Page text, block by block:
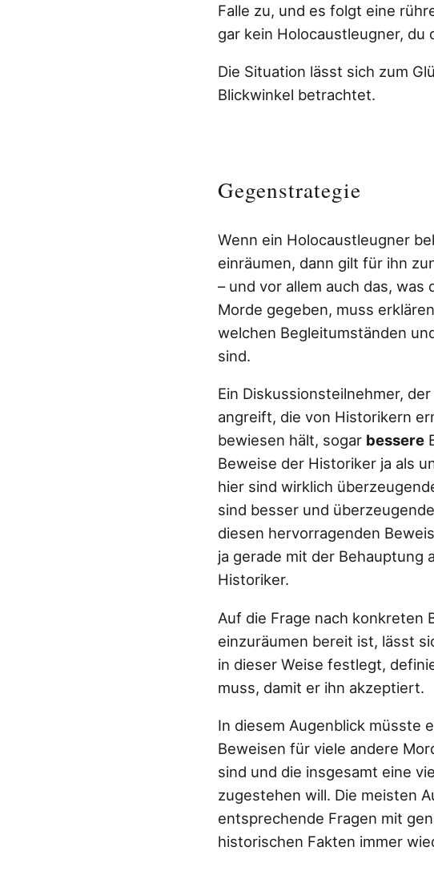
Falle zu, und es folgt eine
gar kein Holocaustleugner,
Die Situation lässt sich zum
Blickwinkel betrachtet.
Gegenstrategie
Wenn ein Holocaustleugner
einräumen, dann gilt für ihn
– und vor allem auch das, was
Morde gegeben, muss
welchen Begleitumständen
sind.
Ein Diskussionsteilnehmer,
angreift, die von Historikern
bewiesen hält, sogar bessere
Beweise der Historiker ja als
hier sind wirklich
sind besser und
diesen hervorragenden
ja gerade mit der Behauptung
Historiker.
Auf die Frage nach konkreten
einzuräumen bereit ist, lässt
in dieser Weise festlegt,
muss, damit er ihn akzeptiert.
In diesem Augenblick müsste
Beweisen für viele andere
sind und die insgesamt eine
zugestehen will. Die meisten
entsprechende Fragen mit
historischen Fakten immer